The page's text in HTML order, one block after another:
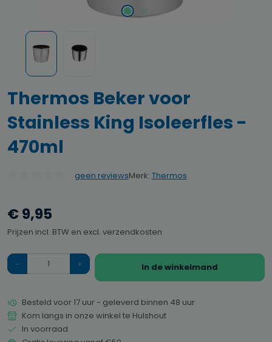
Thermos Beker voor
Stainless King Isoleerfles -
470ml
geen reviewsMerk: Thermos
€ 9,95
Prijzen incl. BTW en excl. verzendkosten
Hoeveelheid
In de winkelmand
Besteld voor 17 uur - geleverd binnen 48 uur
Kom langs in onze winkel te Hulshout
In voorraad